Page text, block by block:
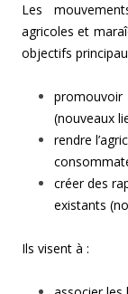
Les
agricoles et
objectifs
(nouveaux
rendre
créer des
existants
Ils visent à :